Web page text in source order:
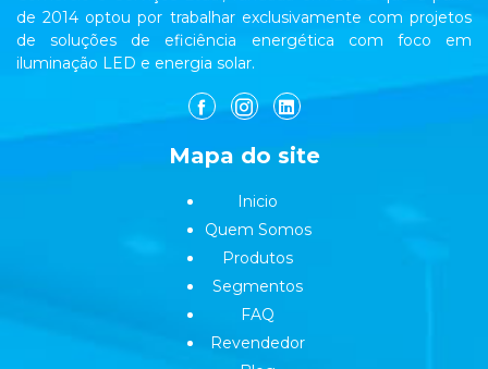
de 2014 optou por trabalhar exclusivamente com projetos
de soluções de eficiência energética com foco em
iluminação LED e energia solar.
Mapa do site
Inicio
Quem Somos
Produtos
Segmentos
FAQ
Revendedor